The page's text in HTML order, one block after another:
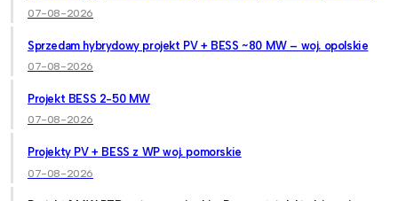
07-08-2026
Sprzedam hybrydowy projekt PV + BESS ~80 MW – woj. opolskie
07-08-2026
Projekt BESS 2-50 MW
07-08-2026
Projekty PV + BESS z WP woj. pomorskie
07-08-2026